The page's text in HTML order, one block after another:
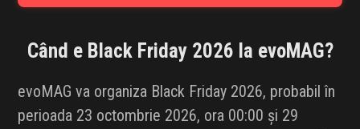
IDEI DE CADOURI
ȘTIRI
Când e Black Friday 2026 la evoMAG?
evoMAG va organiza Black Friday 2026, probabil în
perioada 23 octombrie 2026, ora 00:00 și 29